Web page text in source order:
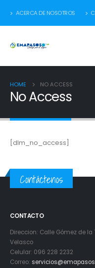
ACERCA DE NOSOTROS
HOME NO ACCESS
No Access
[dlm_no_access]
Contáctenos
CONTACTO
Direccion: Calle Gómez de
Velasco
Celular: 096 228 2232
Correo: